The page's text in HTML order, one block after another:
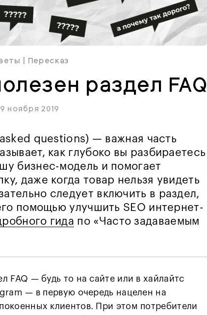
Пересказ
раздел FAQ
ноября 2019
questions) — важная часть
как глубоко вы разбираетесь
бизнес-модель и помогает
даже когда товар нельзя увидеть
следует включить в раздел,
помощью улучшить SEO интернет-
гида по «Часто задаваемым
FAQ — будь то на сайте или в хайлайтс
— в первую очередь нацелен на
клиентов. При этом потребители